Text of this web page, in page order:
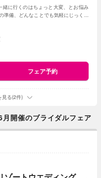
に行くのはちょっと大変、とお悩み
備、どんなことでも気軽にじっくり
フェア予約
見る(2件)
開催のブライダルフェア